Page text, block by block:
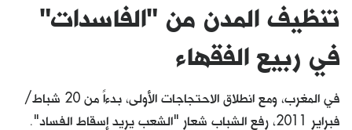
الرئيسية
إفتتاحية
فكرة
تنظيف المدن من "الفاسدات"
في ربيع الفقهاء
في المغرب، ومع انطلاق الاحتجاجات الأولى، بدءاً من 20 شباط/
فبراير 2011، رفع الشباب شعار "الشعب يريد إسقاط الفساد".